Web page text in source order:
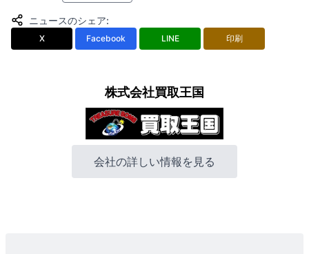
ニュースのシェア:
X Facebook LINE 印刷
株式会社買取王国
会社の詳しい情報を見る